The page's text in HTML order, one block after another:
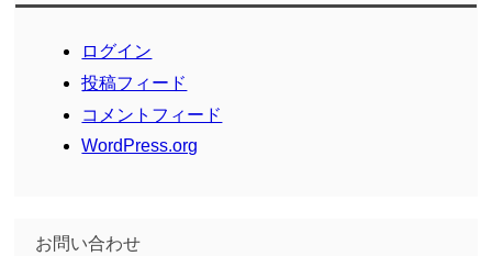
ログイン
投稿フィード
コメントフィード
WordPress.org
お問い合わせ